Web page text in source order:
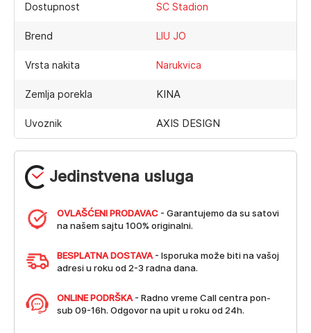
Jedinstvena usluga
OVLAŠĆENI PRODAVAC - Garantujemo da su satovi
na našem sajtu 100% originalni.
BESPLATNA DOSTAVA - Isporuka može biti na vašoj
adresi u roku od 2-3 radna dana.
ONLINE PODRŠKA - Radno vreme Call centra pon-
sub 09-16h. Odgovor na upit u roku od 24h.
Dostupnost SC Stadion
Brend LIU JO
Vrsta nakita Narukvica
Zemlja porekla KINA
Uvoznik AXIS DESIGN